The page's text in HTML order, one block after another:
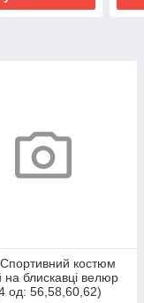
костюм
на блискавці велюр
од: 56,58,60,62)